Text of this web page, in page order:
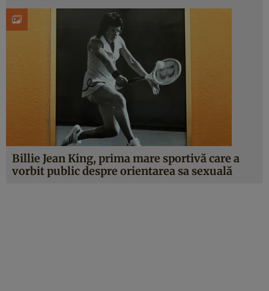
Billie Jean King, prima mare sportivă care a
vorbit public despre orientarea sa sexuală